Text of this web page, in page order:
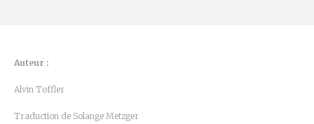
Auteur :
Alvin Toffler
Traduction de Solange Metzger